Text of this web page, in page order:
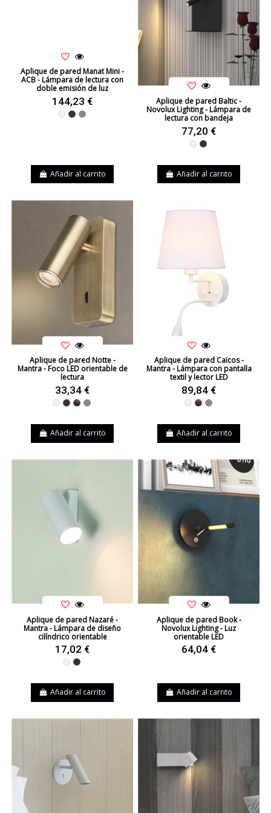
Aplique de pared Manat Mini -
ACB - Lámpara de lectura con
doble emisión de luz
144,23 €
Blanco
NegroNíquel
Añadir al carrito
Aplique de pared Baltic -
Novolux Lighting - Lámpara de
lectura con bandeja
77,20 €
BlancoNegro
Añadir al carrito
Aplique de pared Notte -
Mantra - Foco LED orientable de
lectura
33,34 €
Blanco
Negro
CueroNíquel
Añadir al carrito
Aplique de pared Caïcos -
Mantra - Lámpara con pantalla
textil y lector LED
89,84 €
Blanco
CueroNíquel
Añadir al carrito
Aplique de pared Nazaré -
Mantra - Lámpara de diseño
cilíndrico orientable
17,02 €
BlancoNegro
Añadir al carrito
Aplique de pared Book -
Novolux Lighting - Luz
orientable LED
64,04 €
Añadir al carrito